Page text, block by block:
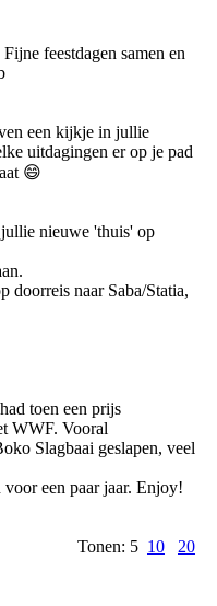
feestdagen samen en
een kijkje in jullie
uitdagingen er op je pad
😄
nieuwe 'thuis' op
doorreis naar Saba/Statia,
toen een prijs
WWF. Vooral
Slagbaai geslapen, veel
een paar jaar. Enjoy!
Tonen: 5 10 20